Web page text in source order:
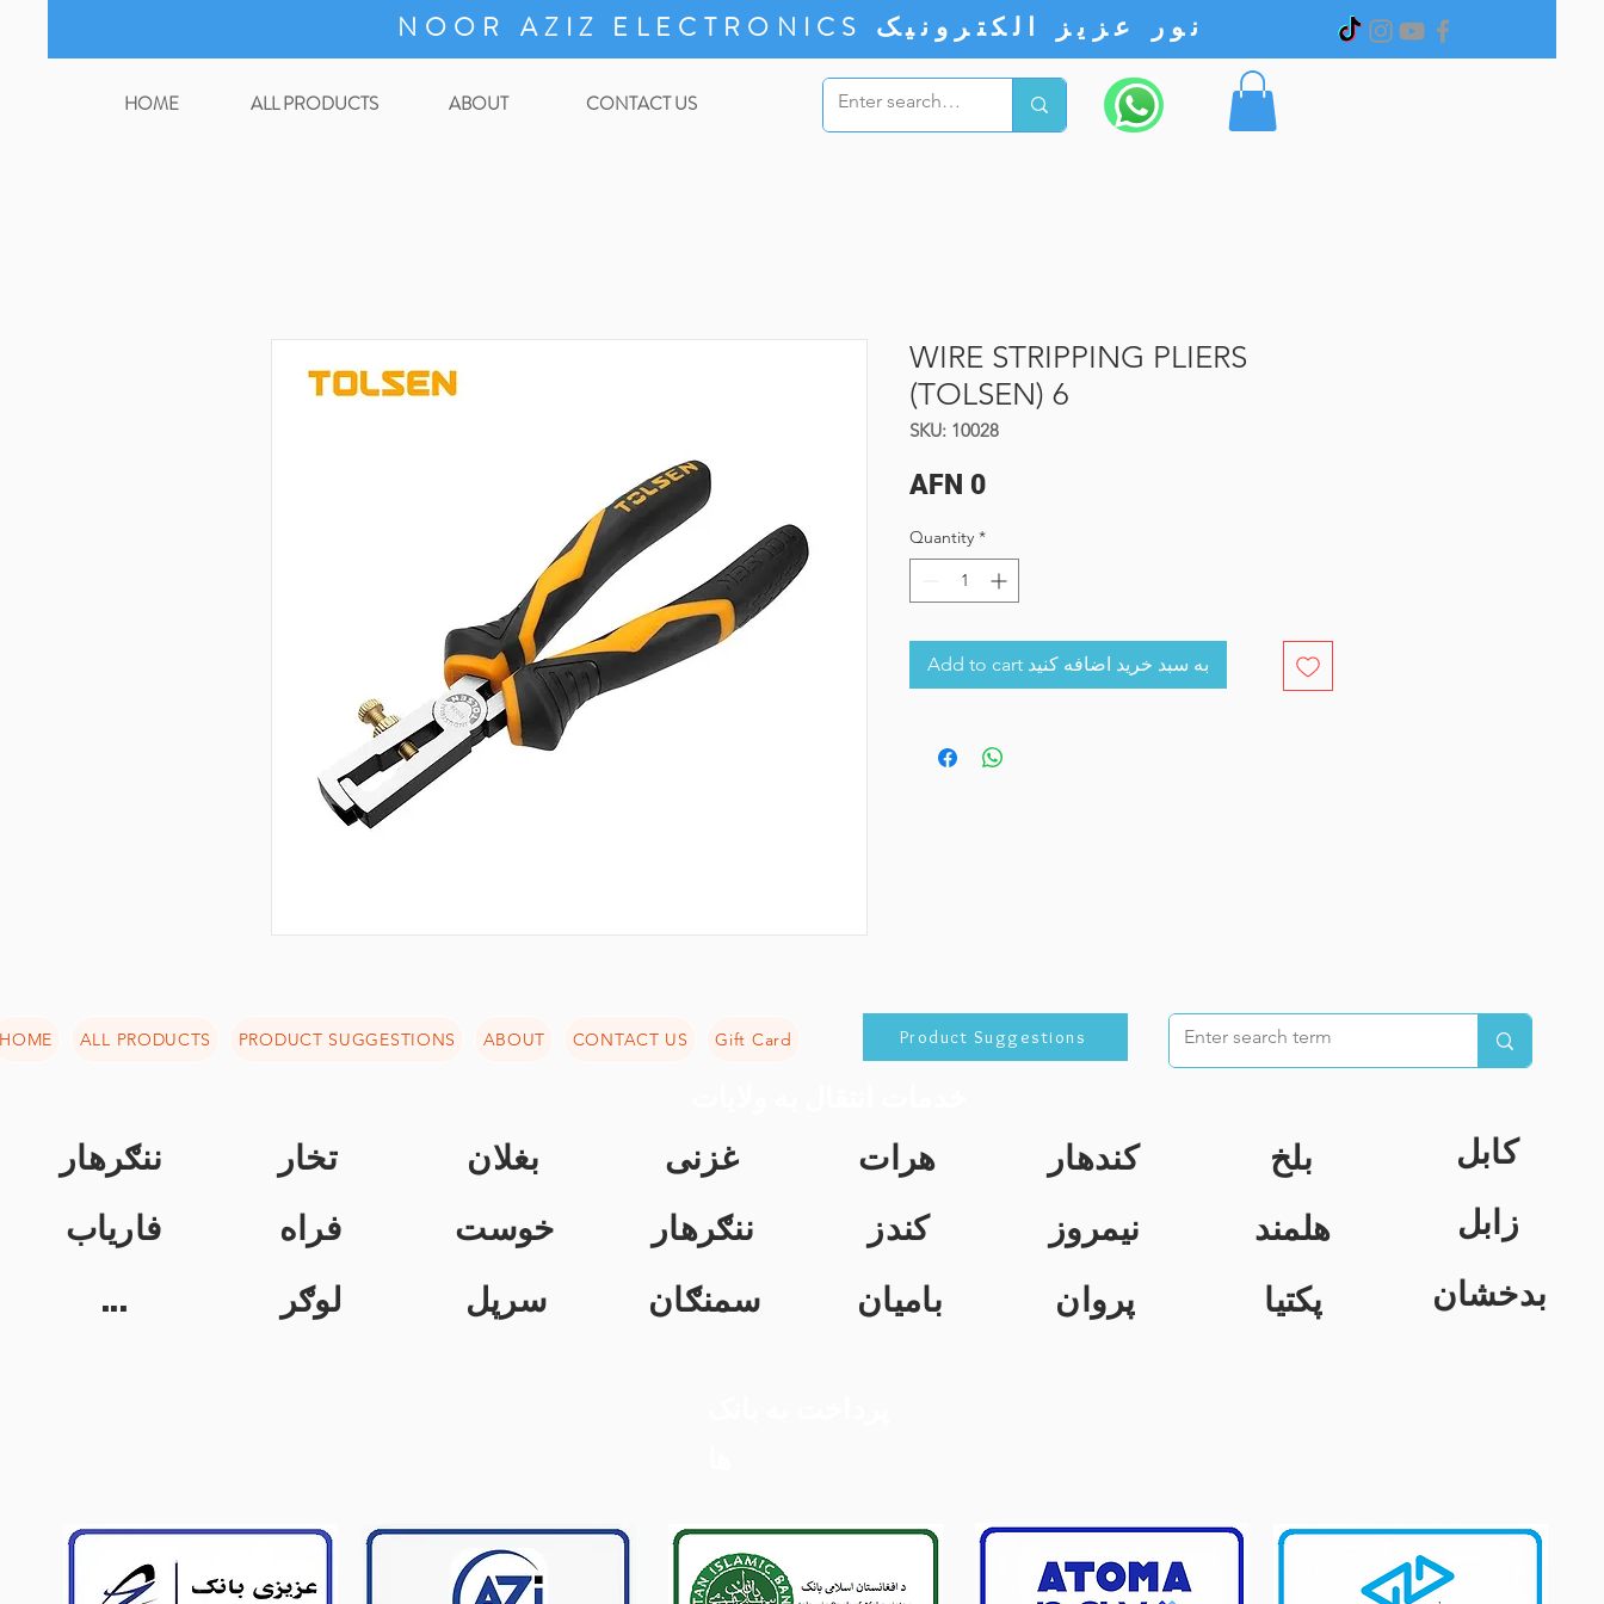
HOME ALL PRODUCTS ABOUT CONTACT US
NOOR AZIZ ELECTRONICS
WIRE STRIPPING PLIERS
(TOLSEN) 6
SKU: 10028
AFN 0Price
Quantity *
Add to cart به سبد خرید اضافه کنید
HOME ALL PRODUCTS PRODUCT SUGGESTIONS ABOUT CONTACT US Gift Card Product Suggestions
ننګرهار تخار بغلان غزنی هرات کندهار بلخ
کابل
فاریاب
فراه خوست ننګرهار کندز نیمروز هلمند
زابل
...
لوګر سرپل سمنګان بامیان پروان پکتیا بدخشان